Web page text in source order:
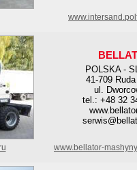
POLSKA -
41-709
ul.
tel.: +48 32
www.bellator-